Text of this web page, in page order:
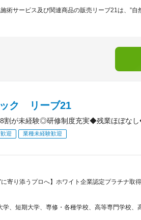
術サービス及び関連商品の販売リーブ21は、”自
ク リーブ21
割が未経験◎研修制度充実◆残業ほぼな
迎 業種未経験歓迎
”に寄り添うプロへ】ホワイト企業認定プラチナ
学、短期大学、専修・各種学校、高等専門学校、